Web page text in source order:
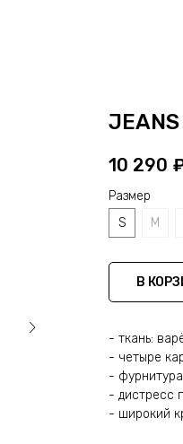
JEANS
10 290
Размер
S
M
В
- ткань:
- четыре
-
- дистресс
- широкий